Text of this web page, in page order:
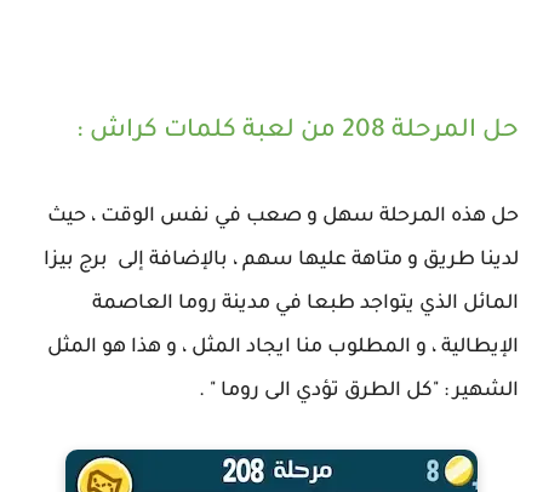
حل المرحلة 208 من لعبة كلمات كراش :
حل هذه المرحلة سهل و صعب في نفس الوقت ، حيث
لدينا طريق و متاهة عليها سهم ، بالإضافة إلى برج بيزا
المائل الذي يتواجد طبعا في مدينة روما العاصمة
الإيطالية ، و المطلوب منا ايجاد المثل ، و هذا هو المثل
الشهير : "كل الطرق تؤدي الى روما " .